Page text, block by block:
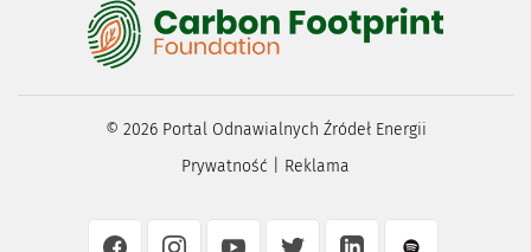
© 2026Portal Odnawialnych Źródeł Energii
Prywatność
Reklama